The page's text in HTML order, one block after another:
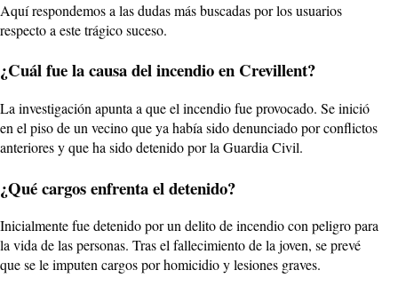
Aquí respondemos a las dudas más buscadas por los usuarios
respecto a este trágico suceso.
¿Cuál fue la causa del incendio en Crevillent?
La investigación apunta a que el incendio fue provocado. Se inició
en el piso de un vecino que ya había sido denunciado por conflictos
anteriores y que ha sido detenido por la Guardia Civil.
¿Qué cargos enfrenta el detenido?
Inicialmente fue detenido por un delito de incendio con peligro para
la vida de las personas. Tras el fallecimiento de la joven, se prevé
que se le imputen cargos por homicidio y lesiones graves.